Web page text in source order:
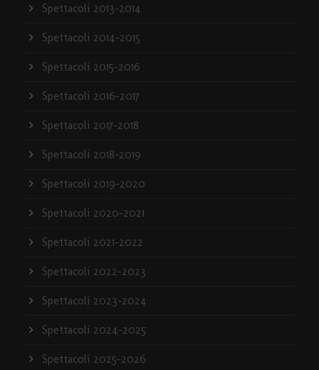
Spettacoli 2013-2014
Spettacoli 2014-2015
Spettacoli 2015-2016
Spettacoli 2016-2017
Spettacoli 2017-2018
Spettacoli 2018-2019
Spettacoli 2019-2020
Spettacoli 2020-2021
Spettacoli 2021-2022
Spettacoli 2022-2023
Spettacoli 2023-2024
Spettacoli 2024-2025
Spettacoli 2025-2026